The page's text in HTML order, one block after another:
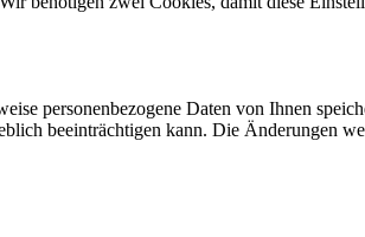
personenbezogene Daten von Ihnen
beeinträchtigen kann. Die Änderungen